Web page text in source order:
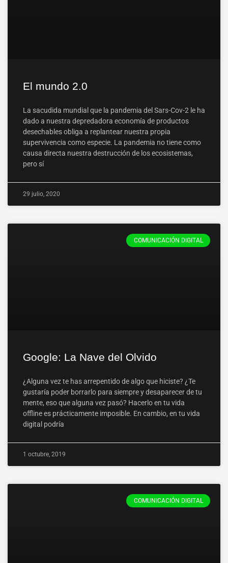
El mundo 2.0
La sacudida mundial que la pandemia del Sars-Cov-2 le ha
dado a nuestra depredadora economía de productos
desechables obliga a replantear nuestra propia
supervivencia como especie. La pandemia no tiene como
causa directa nuestra destrucción de los ecosistemas,
pero sí
29 julio, 2020
COMUNICACIÓN DIGITAL
Google: La Nave del Olvido
¿Alguna vez te has arrepentido de algo que hiciste? ¿Te
gustaría poder borrarlo para siempre y desaparecer de tu
mente, eso que alguna vez pasó? Hacerlo en tu vida
offline es prácticamente imposible. En cambio, en tu vida
digital podría
1 octubre, 2019
COMUNICACIÓN DIGITAL